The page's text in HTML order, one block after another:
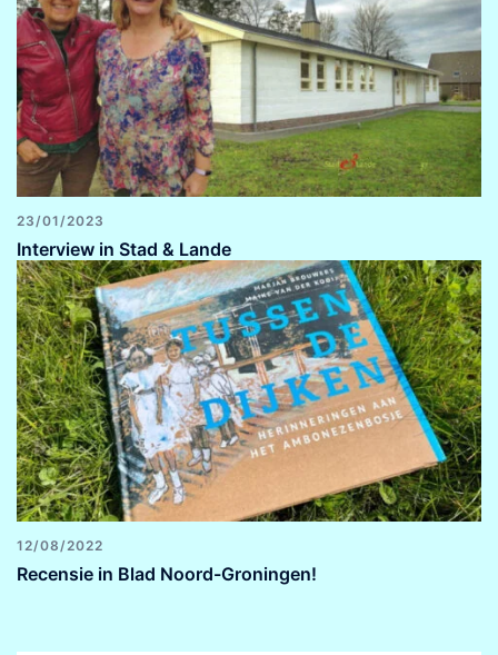
23/01/2023
Interview in Stad & Lande
12/08/2022
Recensie in Blad Noord-Groningen!